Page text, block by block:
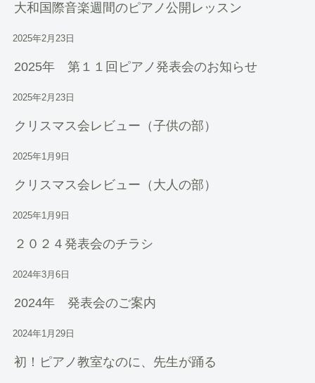
大和国際音楽週間のピアノ公開レッスン
2025年2月23日
2025年 第１１回ピアノ発表会のお知らせ
2025年2月23日
クリスマス会レビュー（子供の部）
2025年1月9日
クリスマス会レビュー（大人の部）
2025年1月9日
２０２４発表会のチラシ
2024年3月6日
2024年 発表会のご案内
2024年1月29日
初！ピアノ教室なのに、先生が踊る